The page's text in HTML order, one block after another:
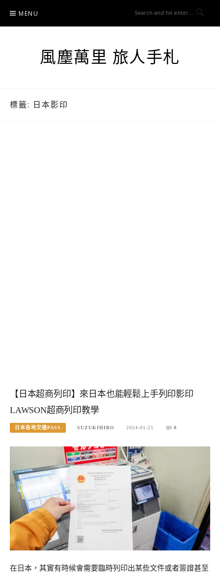
content
MENU
風塵萬里 旅人手札
標籤: 日本影印
【日本超商列印】來日本也能輕鬆上手列印影印
LAWSON超商列印教學
日本各地交通PASS SUZUKIHIRO 2024-01-21 0
在日本，其實有時候會需要臨時列印出某些文件或者簽證甚至